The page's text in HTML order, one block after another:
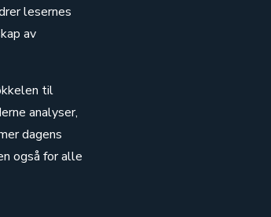
lesernes
av
til
analyser,
dagens
også for alle